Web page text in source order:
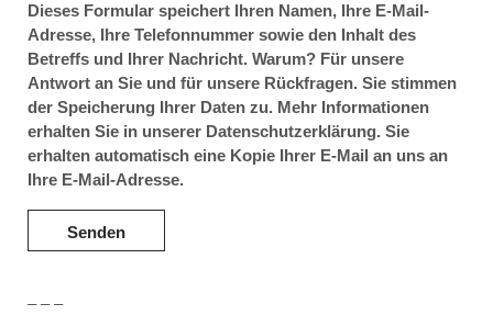
Dieses Formular speichert Ihren Namen, Ihre E-Mail-
Adresse, Ihre Telefonnummer sowie den Inhalt des
Betreffs und Ihrer Nachricht. Warum? Für unsere
Antwort an Sie und für unsere Rückfragen. Sie stimmen
der Speicherung Ihrer Daten zu. Mehr Informationen
erhalten Sie in unserer Datenschutzerklärung. Sie
erhalten automatisch eine Kopie Ihrer E-Mail an uns an
Ihre E-Mail-Adresse.
– – –